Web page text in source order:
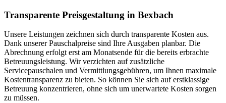
Transparente Preisgestaltung in Bexbach
Unsere Leistungen zeichnen sich durch transparente Kosten aus.
Dank unserer Pauschalpreise sind Ihre Ausgaben planbar. Die
Abrechnung erfolgt erst am Monatsende für die bereits erbrachte
Betreuungsleistung. Wir verzichten auf zusätzliche
Servicepauschalen und Vermittlungsgebühren, um Ihnen maximale
Kostentransparenz zu bieten. So können Sie sich auf erstklassige
Betreuung konzentrieren, ohne sich um unerwartete Kosten sorgen
zu müssen.